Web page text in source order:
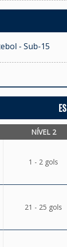
- Sub-15
NÍVEL 2
1 - 2 gols
21 - 25 gols